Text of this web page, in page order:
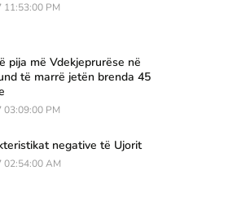
11:53:00 PM
pija më Vdekjeprurëse në
të marrë jetën brenda 45
03:09:00 PM
negative të Ujorit
02:54:00 AM